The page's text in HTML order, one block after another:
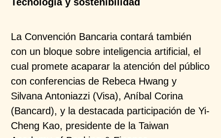
La Convención Bancaria contará también
con un bloque sobre inteligencia artificial, el
cual promete acaparar la atención del público
con conferencias de Rebeca Hwang y
Silvana Antoniazzi (Visa), Aníbal Corina
(Bancard), y la destacada participación de Yi-
Cheng Kao, presidente de la Taiwan